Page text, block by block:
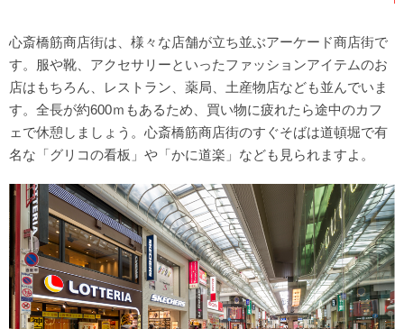
心斎橋筋商店街は、様々な店舗が立ち並ぶアーケード商店街で
す。服や靴、アクセサリーといったファッションアイテムのお
店はもちろん、レストラン、薬局、土産物店なども並んでいま
す。全長が約600ｍもあるため、買い物に疲れたら途中のカフ
ェで休憩しましょう。心斎橋筋商店街のすぐそばは道頓堀で有
名な「グリコの看板」や「かに道楽」なども見られますよ。